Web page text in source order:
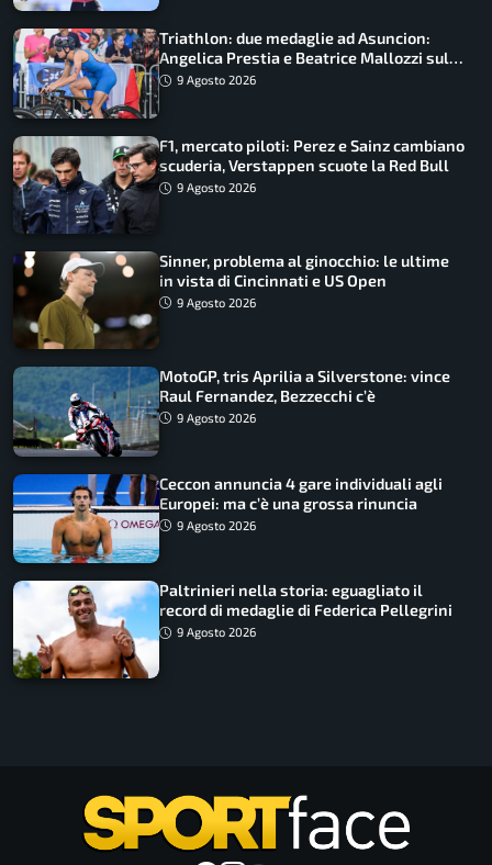
Triathlon: due medaglie ad Asuncion:
Angelica Prestia e Beatrice Mallozzi sul
podio
9 Agosto 2026
F1, mercato piloti: Perez e Sainz cambiano
scuderia, Verstappen scuote la Red Bull
9 Agosto 2026
Sinner, problema al ginocchio: le ultime
in vista di Cincinnati e US Open
9 Agosto 2026
MotoGP, tris Aprilia a Silverstone: vince
Raul Fernandez, Bezzecchi c’è
9 Agosto 2026
Ceccon annuncia 4 gare individuali agli
Europei: ma c’è una grossa rinuncia
9 Agosto 2026
Paltrinieri nella storia: eguagliato il
record di medaglie di Federica Pellegrini
9 Agosto 2026